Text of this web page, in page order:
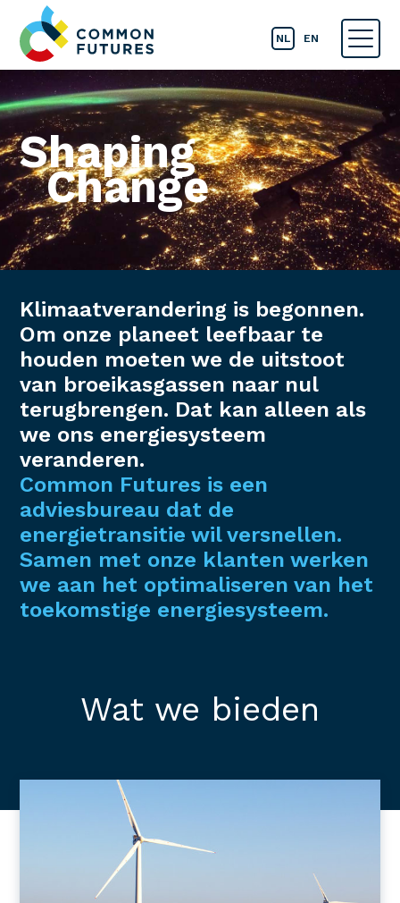
NL EN
Shaping
Change
Klimaatverandering is begonnen.
Om onze planeet leefbaar te
houden moeten we de uitstoot
van broeikasgassen naar nul
terugbrengen. Dat kan alleen als
we ons energiesysteem
veranderen.
Common Futures is een
adviesbureau dat de
energietransitie wil versnellen.
Samen met onze klanten werken
we aan het optimaliseren van het
toekomstige energiesysteem.
Wat we bieden